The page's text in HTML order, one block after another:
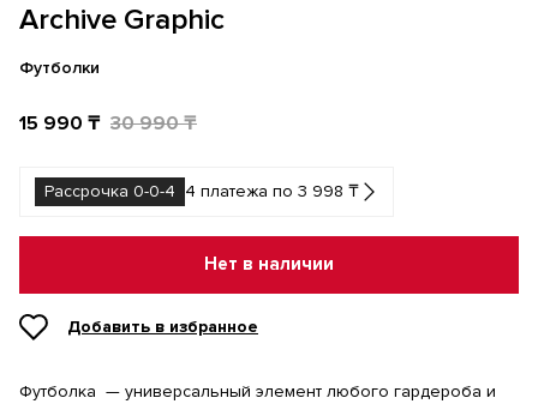
Archive Graphic
Футболки
15 990 ₸ 30 990 ₸
Рассрочка 0-0-4 4 платежа по 3 998 ₸
Нет в наличии
Добавить в избранное
Футболка — универсальный элемент любого гардероба и